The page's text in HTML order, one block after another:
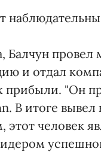
Балчун
и отдал
прибыли. "Он
В итоге
этот человек